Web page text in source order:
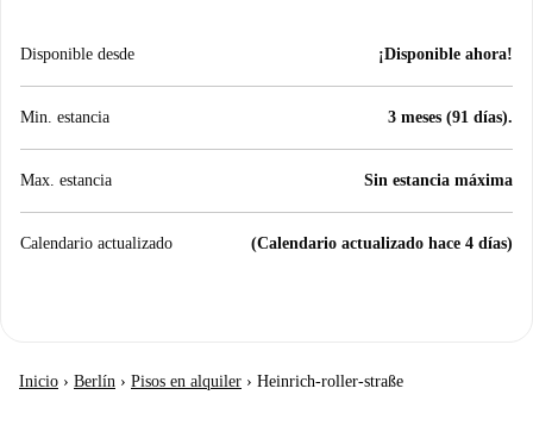
Disponible desde ¡Disponible ahora!
Min. estancia 3 meses (91 días).
Max. estancia Sin estancia máxima
Calendario actualizado (Calendario actualizado hace 4 días)
Inicio › Berlín › Pisos en alquiler › Heinrich-roller-straße